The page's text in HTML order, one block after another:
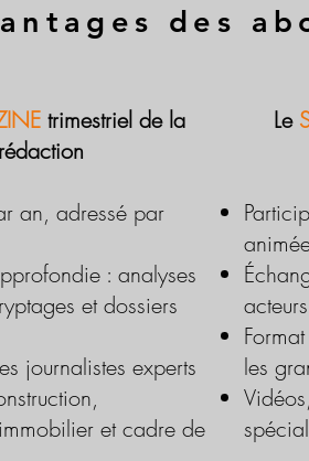
des
trimestriel de la
rédaction
an, adressé par
: analyses
et dossiers
journalistes experts
et cadre de
Le
les